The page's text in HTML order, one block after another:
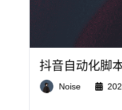
抖音自动化脚
Noise